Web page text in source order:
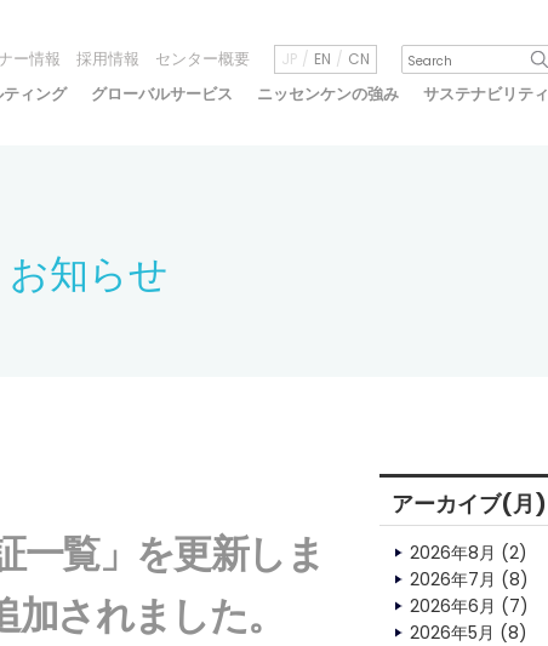
ー情報 採用情報 センター概要 JP EN CN
ィング グローバルサービス ニッセンケンの強み サステナビリティ
お知らせ
一覧」を更新しま
されました。
アーカイブ(月)
2026年8月 (2)
2026年7月 (8)
2026年6月 (7)
2026年5月 (8)